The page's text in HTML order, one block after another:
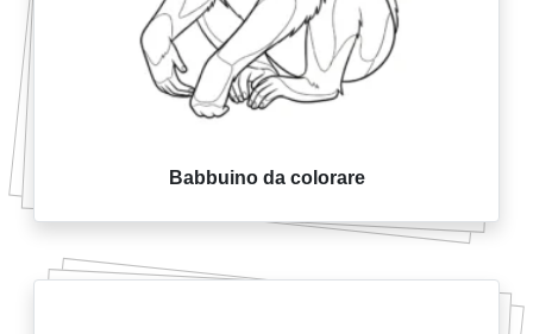
Babbuino da colorare